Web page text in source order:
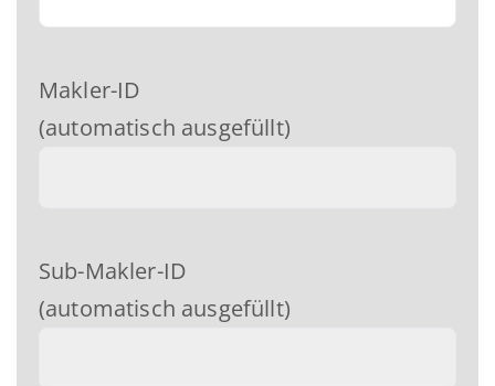
Makler-ID
(automatisch ausgefüllt)
Sub-Makler-ID
(automatisch ausgefüllt)